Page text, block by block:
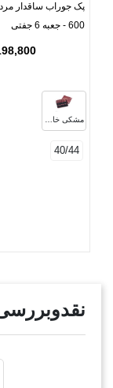
پک جوراب ساقدار
600 - جعبه 6 جفتی
1,198,800
مشکی خاکستری
40/44